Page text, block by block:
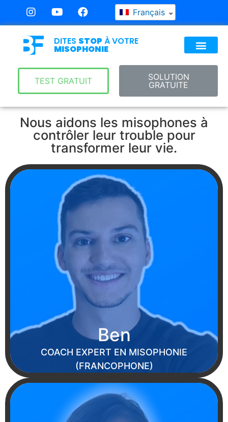
Français
DITES STOP À VOTRE
MISOPHONIE
TEST GRATUIT
SOLUTION
GRATUITE
Nous aidons les misophones à
contrôler leur trouble pour
transformer leur vie.
Ben
COACH EXPERT EN MISOPHONIE
(FRANCOPHONE)